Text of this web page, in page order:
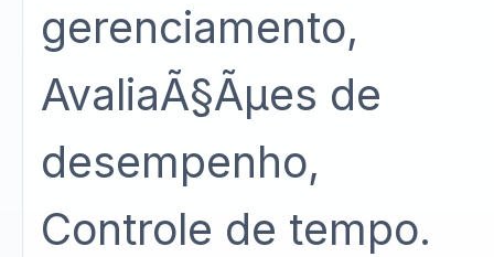
gerenciamento,
AvaliaÃ§Ãµes de
desempenho,
Controle de tempo.